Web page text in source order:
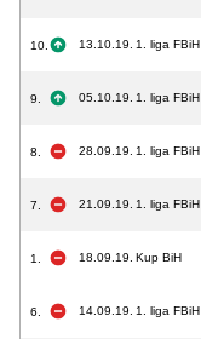
10. 13.10.19. 1. liga FBiH
9. 05.10.19. 1. liga FBiH
8. 28.09.19. 1. liga FBiH
7. 21.09.19. 1. liga FBiH
1. 18.09.19. Kup BiH
6. 14.09.19. 1. liga FBiH